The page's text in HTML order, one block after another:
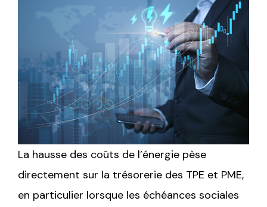
La hausse des coûts de l’énergie pèse
directement sur la trésorerie des TPE et PME,
en particulier lorsque les échéances sociales